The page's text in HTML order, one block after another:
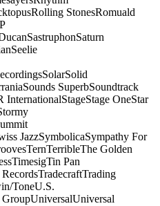
Rolling StonesRomuald
SastruphonSaturn
Seelie
SolarSolid
Sounds SuperbSoundtrack
InternationalStageStage OneStar
JazzSymbolicaSympathy For
TernTerribleThe Golden
TimesigTin Pan
TradecraftTrading
ToneU.S.
UniversalUniversal